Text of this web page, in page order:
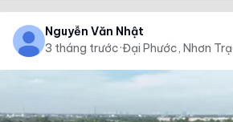
Nguyễn Văn Nhật
3 tháng trước·Đại Phước, Nhơn